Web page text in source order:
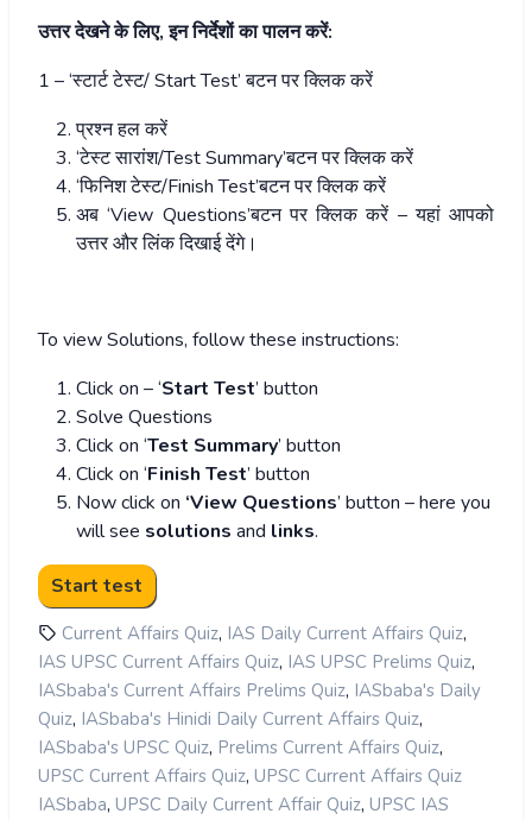
उत्तर देखने के लिए, इन निर्देशों का पालन करें:
1 – ‘स्टार्ट टेस्ट/ Start Test’ बटन पर क्लिक करें
प्रश्न हल करें
‘टेस्ट सारांश/Test Summary’बटन पर क्लिक करें
‘फिनिश टेस्ट/Finish Test’बटन पर क्लिक करें
अब ‘View Questions’बटन पर क्लिक करें – यहां आपको
उत्तर और लिंक दिखाई देंगे।
To view Solutions, follow these instructions:
Click on – ‘Start Test’ button
Solve Questions
Click on ‘Test Summary’ button
Click on ‘Finish Test’ button
Now click on ‘View Questions’ button – here you
will see solutions and links.
Current Affairs Quiz, IAS Daily Current Affairs Quiz,
IAS UPSC Current Affairs Quiz, IAS UPSC Prelims Quiz,
IASbaba's Current Affairs Prelims Quiz, IASbaba's Daily
Quiz, IASbaba's Hinidi Daily Current Affairs Quiz,
IASbaba's UPSC Quiz, Prelims Current Affairs Quiz,
UPSC Current Affairs Quiz, UPSC Current Affairs Quiz
IASbaba, UPSC Daily Current Affair Quiz, UPSC IAS